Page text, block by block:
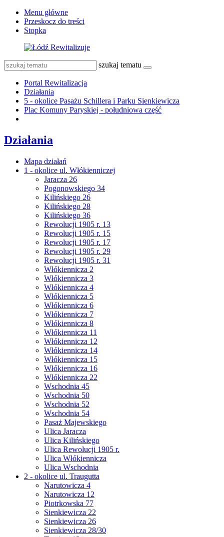
Menu główne
Przeskocz do treści
Stopka
szukaj tematu
Portal Rewitalizacja
Działania
5 - okolice Pasażu Schillera i Parku Sienkiewicza
Plac Komuny Paryskiej - południowa część
Działania
Mapa działań
1 - okolice ul. Włókienniczej
Jaracza 26
Pogonowskiego 34
Kilińskiego 26
Kilińskiego 28
Kilińskiego 36
Rewolucji 1905 r. 13
Rewolucji 1905 r. 15
Rewolucji 1905 r. 17
Rewolucji 1905 r. 29
Rewolucji 1905 r. 31
Włókiennicza 2
Włókiennicza 3
Włókiennicza 4
Włókiennicza 5
Włókiennicza 6
Włókiennicza 7
Włókiennicza 8
Włókiennicza 11
Włókiennicza 12
Włókiennicza 14
Włókiennicza 15
Włókiennicza 16
Włókiennicza 22
Wschodnia 45
Wschodnia 50
Wschodnia 52
Wschodnia 54
Pasaż Majewskiego
Ulica Jaracza
Ulica Kilińskiego
Ulica Rewolucji 1905 r.
Ulica Włókiennicza
Ulica Wschodnia
2 - okolice ul. Traugutta
Narutowicza 4
Narutowicza 12
Piotrkowska 77
Sienkiewicza 22
Sienkiewicza 26
Sienkiewicza 28/30